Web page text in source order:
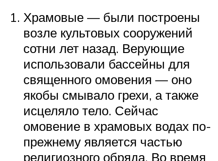
Храмовые — были построены
возле культовых сооружений
сотни лет назад. Верующие
использовали бассейны для
священного омовения — оно
якобы смывало грехи, а также
исцеляло тело. Сейчас
омовение в храмовых водах по-
прежнему является частью
религиозного обряда. Во время